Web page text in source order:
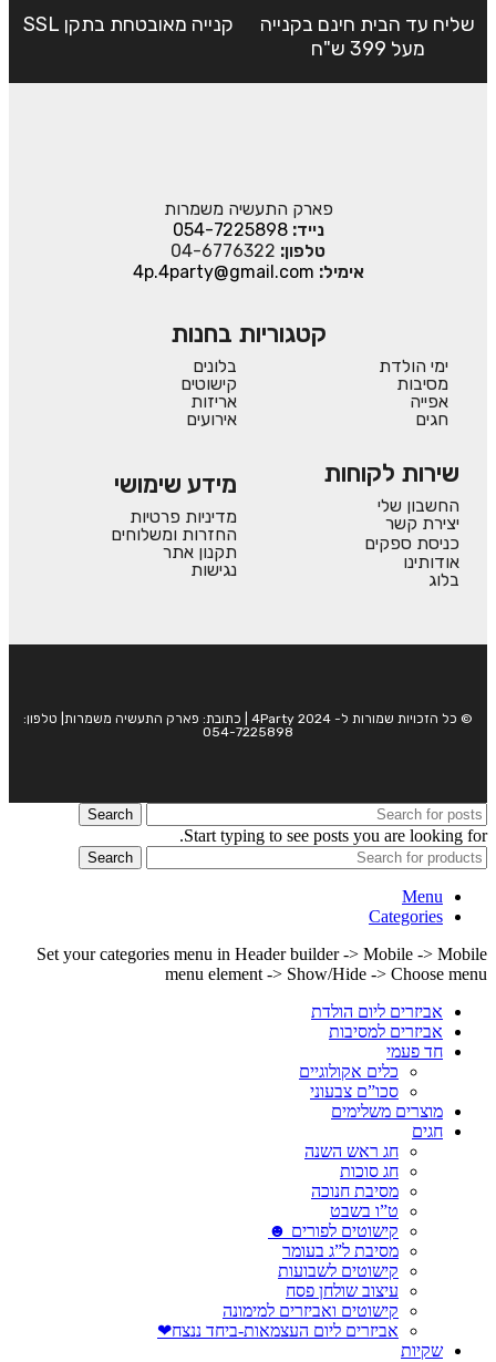
שליח עד הבית חינם בקנייה
מעל 399 ש"ח
קנייה מאובטחת בתקן SSL
פארק התעשיה משמרות
נייד:054-7225898
טלפון: 04-6776322
אימיל: 4p.4party@gmail.com
קטגוריות בחנות
ימי הולדת
מסיבות
אפייה
חגים
בלונים
קישוטים
אריזות
אירועים
שירות לקוחות
החשבון שלי
יצירת קשר
כניסת ספקים
אודותינו
בלוג
מידע שימושי
מדיניות פרטיות
החזרות ומשלוחים
תקנון אתר
נגישות
© כל הזכויות שמורות ל- 4Party 2024 | כתובת: פארק התעשיה משמרות| טלפון:
054-7225898
Search
Start typing to see posts you are looking for.
Search
Menu
Categories
Set your categories menu in Header builder -> Mobile -> Mobile
menu element -> Show/Hide -> Choose menu
אביזרים ליום הולדת
אביזרים למסיבות
חד פעמי
כלים אקולוגיים
סכו”ם צבעוני
מוצרים משלימים
חגים
חג ראש השנה
חג סוכות
מסיבת חנוכה
ט”ו בשבט
קישוטים לפורים ☻
מסיבת ל”ג בעומר
קישוטים לשבועות
עיצוב שולחן פסח
קישוטים ואביזרים למימונה
אביזרים ליום העצמאות-ביחד ננצח❤
שקיות